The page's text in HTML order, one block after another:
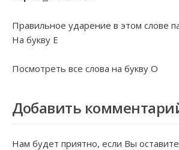
Правильное ударение в этом слове
На букву Е
Посмотреть все слова на букву О
Добавить
Нам будет приятно, если Вы